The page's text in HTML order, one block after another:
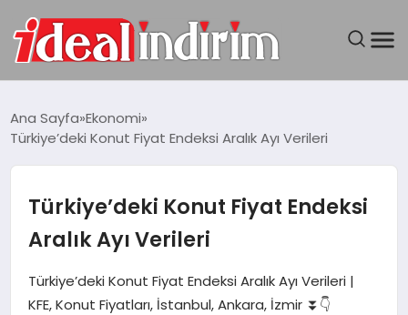
BILGISAYAR
DÜNYA
SEYAHAT
TEKNOLOJI
Ana Sayfa Ekonomi
Türkiye’deki Konut Fiyat Endeksi Aralık Ayı Verileri
Türkiye’deki Konut Fiyat Endeksi
Aralık Ayı Verileri
Türkiye’deki Konut Fiyat Endeksi Aralık Ayı Verileri |
KFE, Konut Fiyatları, İstanbul, Ankara, İzmir ⏬👇